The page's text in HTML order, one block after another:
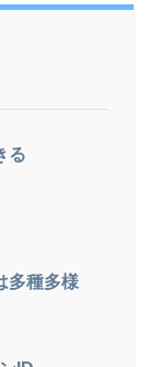
る
多種多様